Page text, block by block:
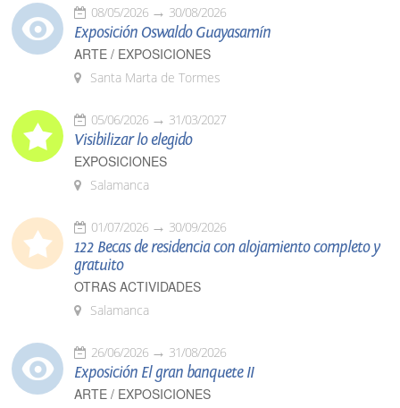
08/05/2026 30/08/2026
Exposición Oswaldo Guayasamín
ARTE / EXPOSICIONES
Santa Marta de Tormes
05/06/2026 31/03/2027
Visibilizar lo elegido
EXPOSICIONES
Salamanca
01/07/2026 30/09/2026
122 Becas de residencia con alojamiento completo y
gratuito
OTRAS ACTIVIDADES
Salamanca
26/06/2026 31/08/2026
Exposición El gran banquete II
ARTE / EXPOSICIONES